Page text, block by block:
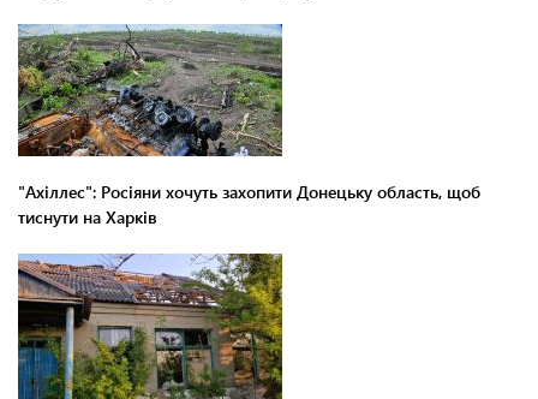
"Ахіллес": Росіяни хочуть захопити Донецьку область, щоб
тиснути на Харків